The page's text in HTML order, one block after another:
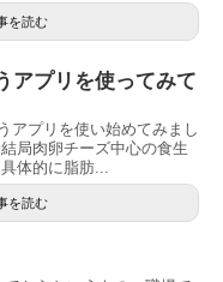
を読む
アプリを使ってみて
アプリを使い始めてみまし
局肉卵チーズ中心の食生
体的に脂肪...
を読む